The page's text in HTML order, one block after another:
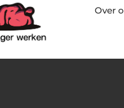
Over